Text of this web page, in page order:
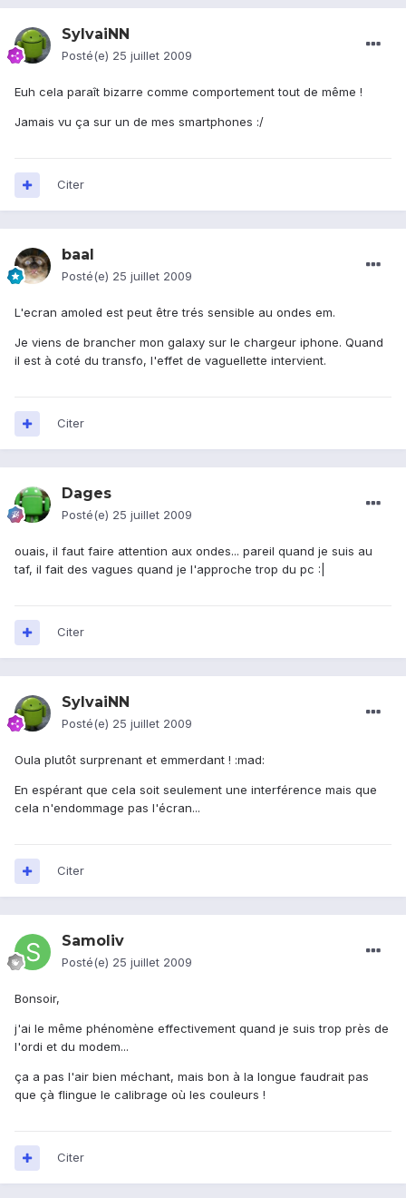
SylvaiNN
Posté(e) 25 juillet 2009
Euh cela paraît bizarre comme comportement tout de même !
Jamais vu ça sur un de mes smartphones :/
Citer
baal
Posté(e) 25 juillet 2009
L'ecran amoled est peut être trés sensible au ondes em.
Je viens de brancher mon galaxy sur le chargeur iphone. Quand
il est à coté du transfo, l'effet de vaguellette intervient.
Citer
Dages
Posté(e) 25 juillet 2009
ouais, il faut faire attention aux ondes... pareil quand je suis au
taf, il fait des vagues quand je l'approche trop du pc :|
Citer
SylvaiNN
Posté(e) 25 juillet 2009
Oula plutôt surprenant et emmerdant ! :mad:
En espérant que cela soit seulement une interférence mais que
cela n'endommage pas l'écran...
Citer
Samoliv
Posté(e) 25 juillet 2009
Bonsoir,
j'ai le même phénomène effectivement quand je suis trop près de
l'ordi et du modem...
ça a pas l'air bien méchant, mais bon à la longue faudrait pas
que çà flingue le calibrage où les couleurs !
Citer